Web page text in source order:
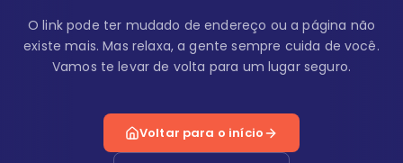
O link pode ter mudado de endereço ou a página não
existe mais. Mas relaxa, a gente sempre cuida de você.
Vamos te levar de volta para um lugar seguro.
Voltar para o início